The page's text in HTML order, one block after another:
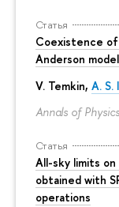
Статья
Coexistence
Anderson
V. Temkin, A. S.
Annals of
Статья
All-sky limits
obtained with
operations